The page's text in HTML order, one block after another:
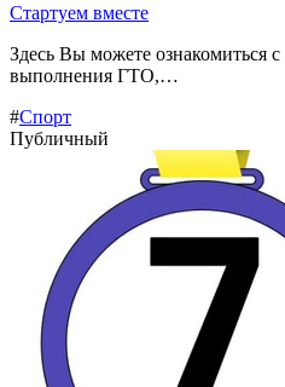
Стартуем вместе
Здесь Вы можете ознакомиться
выполнения ГТО,…
#Спорт
Публичный